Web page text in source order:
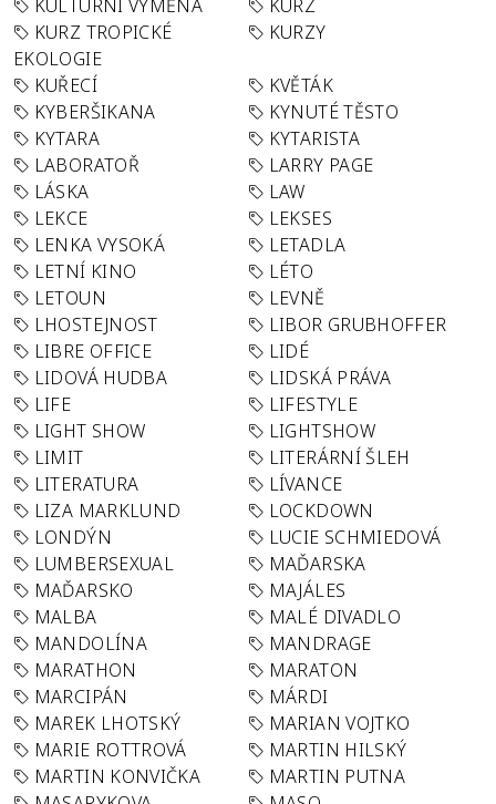
KULTURNÍ VÝMĚNA
KURZ
KURZ TROPICKÉ
EKOLOGIE
KURZY
KUŘECÍ
KVĚTÁK
KYBERŠIKANA
KYNUTÉ TĚSTO
KYTARA
KYTARISTA
LABORATOŘ
LARRY PAGE
LÁSKA
LAW
LEKCE
LEKSES
LENKA VYSOKÁ
LETADLA
LETNÍ KINO
LÉTO
LETOUN
LEVNĚ
LHOSTEJNOST
LIBOR GRUBHOFFER
LIBRE OFFICE
LIDÉ
LIDOVÁ HUDBA
LIDSKÁ PRÁVA
LIFE
LIFESTYLE
LIGHT SHOW
LIGHTSHOW
LIMIT
LITERÁRNÍ ŠLEH
LITERATURA
LÍVANCE
LIZA MARKLUND
LOCKDOWN
LONDÝN
LUCIE SCHMIEDOVÁ
LUMBERSEXUAL
MAĎARSKA
MAĎARSKO
MAJÁLES
MALBA
MALÉ DIVADLO
MANDOLÍNA
MANDRAGE
MARATHON
MARATON
MARCIPÁN
MÁRDI
MAREK LHOTSKÝ
MARIAN VOJTKO
MARIE ROTTROVÁ
MARTIN HILSKÝ
MARTIN KONVIČKA
MARTIN PUTNA